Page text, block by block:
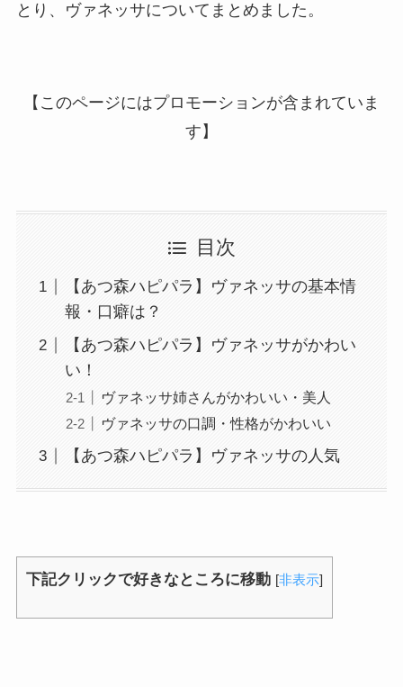
とり、ヴァネッサについてまとめました。
【このページにはプロモーションが含まれていま
す】
目次
【あつ森ハピパラ】ヴァネッサの基本情
報・口癖は？
【あつ森ハピパラ】ヴァネッサがかわい
い！
ヴァネッサ姉さんがかわいい・美人
ヴァネッサの口調・性格がかわいい
【あつ森ハピパラ】ヴァネッサの人気
下記クリックで好きなところに移動 [非表示]